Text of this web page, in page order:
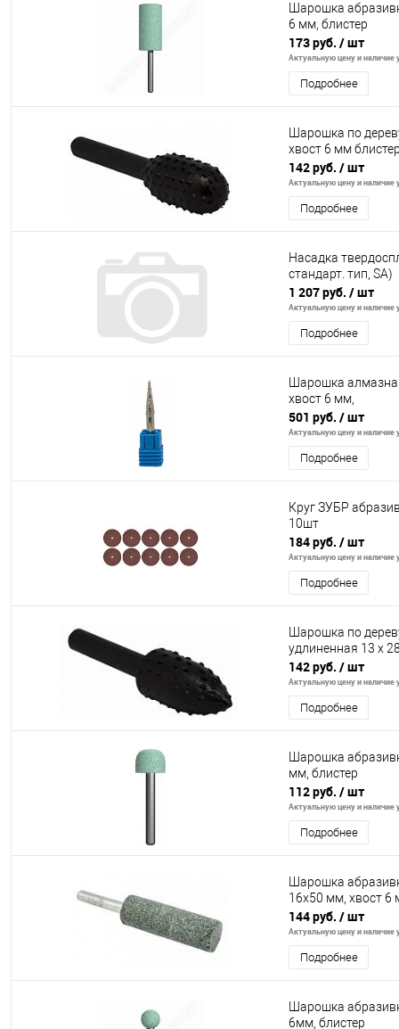
Шарошка
6 мм, блистер
173 руб. / шт
Актуальную цену и наличие
Подробнее
Шарошка по
хвост 6 мм
142 руб. / шт
Актуальную цену и наличие
Подробнее
Насадка
стандарт. тип, SA)
1 207 руб. / шт
Актуальную цену и наличие
Подробнее
Шарошка
хвост 6 мм,
501 руб. / шт
Актуальную цену и наличие
Подробнее
Круг ЗУБР
10шт
184 руб. / шт
Актуальную цену и наличие
Подробнее
Шарошка по
удлиненная 13 х
142 руб. / шт
Актуальную цену и наличие
Подробнее
Шарошка
мм, блистер
112 руб. / шт
Актуальную цену и наличие
Подробнее
Шарошка
16х50 мм, хвост 6
144 руб. / шт
Актуальную цену и наличие
Подробнее
Шарошка
6мм, блистер